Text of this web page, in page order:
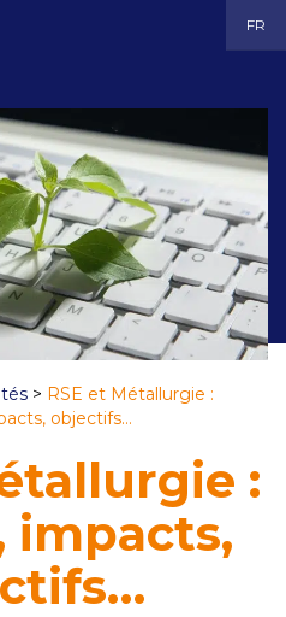
FR
> RSE et Métallurgie :
objectifs…
:
impacts,